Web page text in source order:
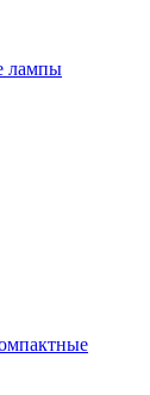
лампы